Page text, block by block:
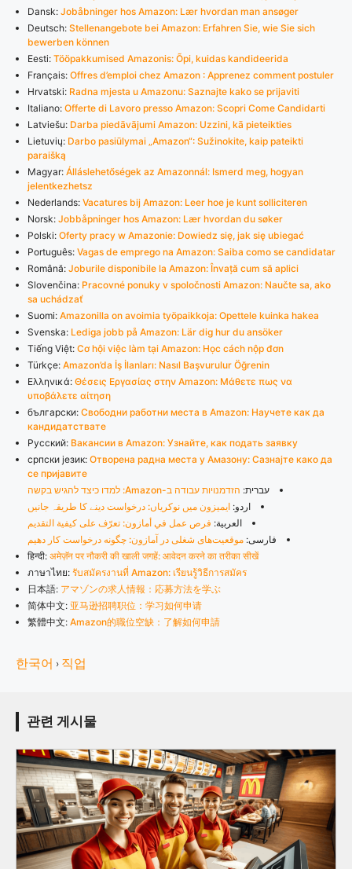
Dansk: Jobåbninger hos Amazon: Lær hvordan man ansøger
Deutsch: Stellenangebote bei Amazon: Erfahren Sie, wie Sie sich
bewerben können
Eesti: Tööpakkumised Amazonis: Õpi, kuidas kandideerida
Français: Offres d’emploi chez Amazon : Apprenez comment postuler
Hrvatski: Radna mjesta u Amazonu: Saznajte kako se prijaviti
Italiano: Offerte di Lavoro presso Amazon: Scopri Come Candidarti
Latviešu: Darba piedāvājumi Amazon: Uzzini, kā pieteikties
Lietuvių: Darbo pasiūlymai „Amazon“: Sužinokite, kaip pateikti
paraišką
Magyar: Álláslehetőségek az Amazonnál: Ismerd meg, hogyan
jelentkezhetsz
Nederlands: Vacatures bij Amazon: Leer hoe je kunt solliciteren
Norsk: Jobbåpninger hos Amazon: Lær hvordan du søker
Polski: Oferty pracy w Amazonie: Dowiedz się, jak się ubiegać
Português: Vagas de emprego na Amazon: Saiba como se candidatar
Română: Joburile disponibile la Amazon: Învață cum să aplici
Slovenčina: Pracovné ponuky v spoločnosti Amazon: Naučte sa, ako
sa uchádzať
Suomi: Amazonilla on avoimia työpaikkoja: Opettele kuinka hakea
Svenska: Lediga jobb på Amazon: Lär dig hur du ansöker
Tiếng Việt: Cơ hội việc làm tại Amazon: Học cách nộp đơn
Türkçe: Amazon’da İş İlanları: Nasıl Başvurulur Öğrenin
Ελληνικά: Θέσεις Εργασίας στην Amazon: Μάθετε πως να
υποβάλετε αίτηση
български: Свободни работни места в Amazon: Научете как да
кандидатствате
Русский: Вакансии в Amazon: Узнайте, как подать заявку
српски језик: Отворена радна места у Амазону: Сазнајте како да
се пријавите
עברית: הזדמנויות עבודה ב-Amazon: למדו כיצד להגיש בקשה
اردو: ایمیزون میں نوکریاں: درخواست دینے کا طریقہ جانیں
العربية: فرص عمل في أمازون: تعرّف على كيفية التقديم
فارسی: موقعیت‌های شغلی در آمازون: چگونه درخواست کار دهیم
हिन्दी: अमेज़ॅन पर नौकरी की खाली जगहें: आवेदन करने का तरीका सीखें
ภาษาไทย: รับสมัครงานที่ Amazon: เรียนรู้วิธีการสมัคร
日本語: アマゾンの求人情報：応募方法を学ぶ
简体中文: 亚马逊招聘职位：学习如何申请
繁體中文: Amazon的職位空缺：了解如何申請
한국어 › 직업
관련 게시물